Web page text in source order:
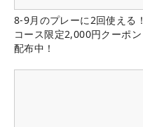
8-9月のプレーに2回使える！
コース限定2,000円クーポン
配布中！